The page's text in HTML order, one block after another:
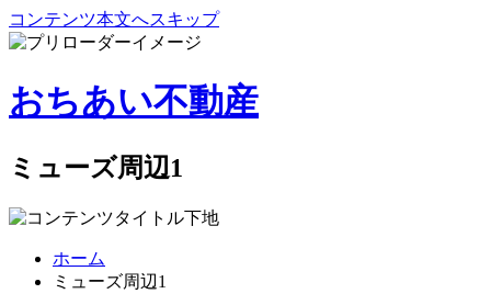
コンテンツ本文へスキップ
おちあい不動産
ミューズ周辺1
ホーム
ミューズ周辺1